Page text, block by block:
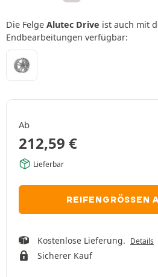
Die Felge Alutec Drive ist auch mit
Endbearbeitungen verfügbar:
Ab
212,59 €
Lieferbar
REIFENGRÖSSEN
Kostenlose Lieferung. Details
Sicherer Kauf